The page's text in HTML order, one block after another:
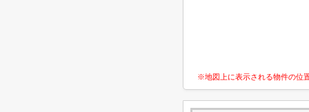
※地図上に表示される物件の位